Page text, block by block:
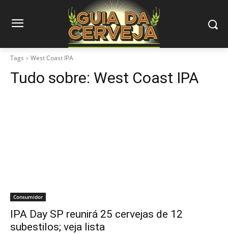
Tags West Coast IPA
Tudo sobre: West Coast IPA
Consumidor
IPA Day SP reunirá 25 cervejas de 12
subestilos; veja lista